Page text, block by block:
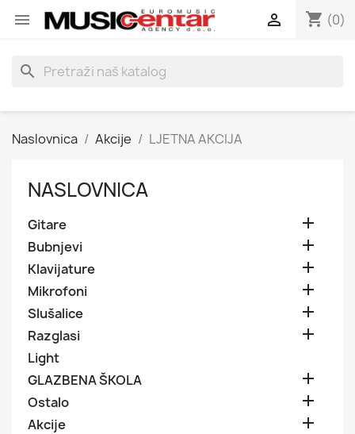
 shopping_cart (0)

search
Naslovnica Akcije LJETNA AKCIJA
NASLOVNICA
Gitare 
Bubnjevi 
Klavijature 
Mikrofoni 
Slušalice 
Razglasi 
Light
GLAZBENA ŠKOLA

Ostalo 
Akcije 